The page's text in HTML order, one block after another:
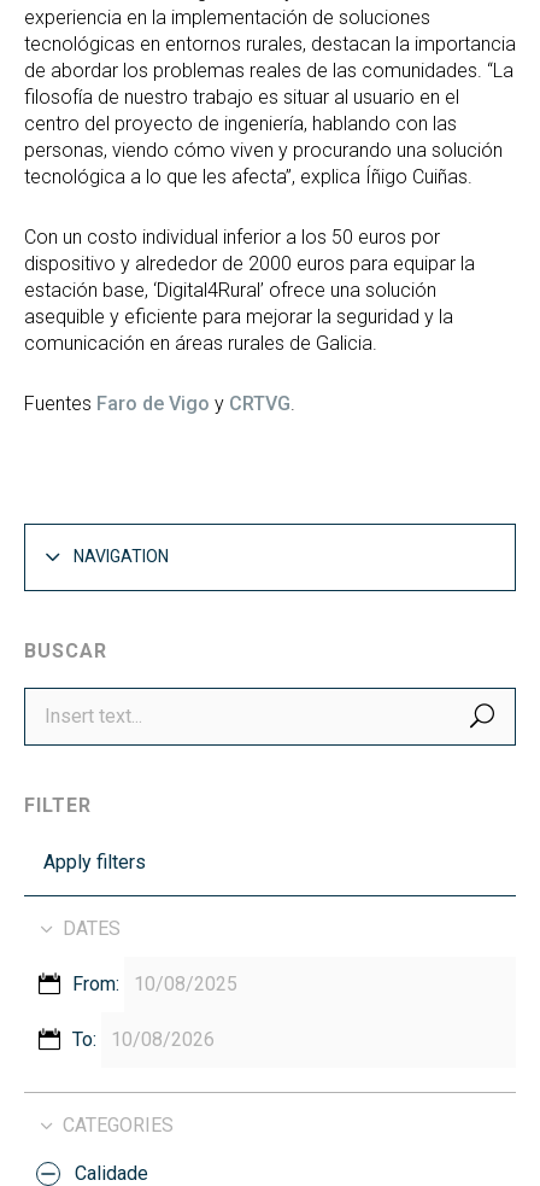
experiencia en la implementación de soluciones
tecnológicas en entornos rurales, destacan la importancia
de abordar los problemas reales de las comunidades. “La
filosofía de nuestro trabajo es situar al usuario en el
centro del proyecto de ingeniería, hablando con las
personas, viendo cómo viven y procurando una solución
tecnológica a lo que les afecta”, explica Íñigo Cuiñas.
Con un costo individual inferior a los 50 euros por
dispositivo y alrededor de 2000 euros para equipar la
estación base, ‘Digital4Rural’ ofrece una solución
asequible y eficiente para mejorar la seguridad y la
comunicación en áreas rurales de Galicia.
Fuentes Faro de Vigo y CRTVG
NAVIGATION
BUSCAR
FILTER
Apply filters
DATES
From:
To:
CATEGORIES
Calidade